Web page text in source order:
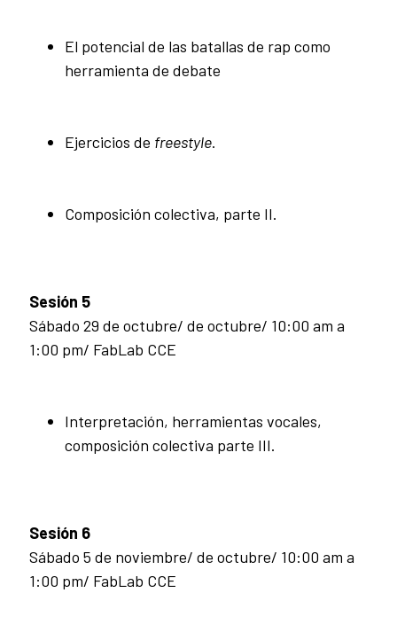
El potencial de las batallas de rap como
herramienta de debate
Ejercicios de freestyle.
Composición colectiva, parte II.
Sesión 5
Sábado 29 de octubre/ de octubre/ 10:00 am a
1:00 pm/ FabLab CCE
Interpretación, herramientas vocales,
composición colectiva parte III.
Sesión 6
Sábado 5 de noviembre/ de octubre/ 10:00 am a
1:00 pm/ FabLab CCE